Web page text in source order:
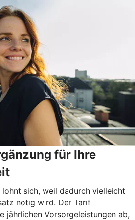
für Ihre
lohnt sich, weil dadurch vielleicht
nötig wird. Der Tarif
jährlichen Vorsorgeleistungen ab,